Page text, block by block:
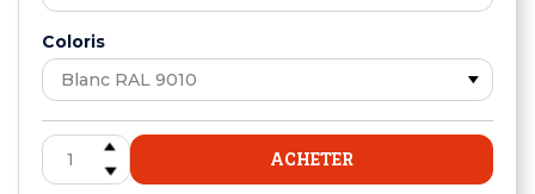
Coloris
ACHETER